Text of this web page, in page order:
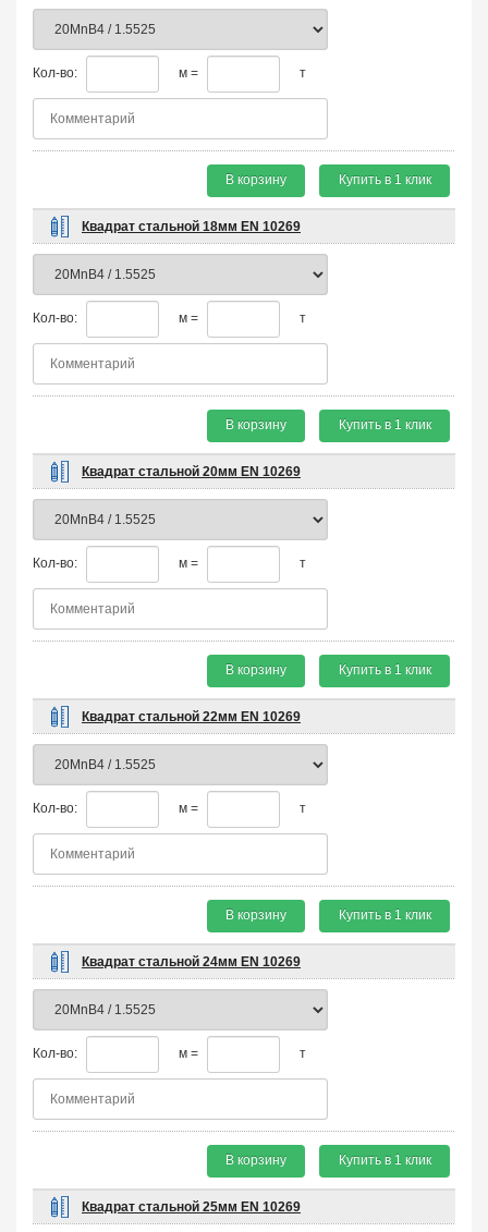
Кол-во: м = т
В корзину Купить в 1 клик
Квадрат стальной 18мм EN 10269
Кол-во: м = т
В корзину Купить в 1 клик
Квадрат стальной 20мм EN 10269
Кол-во: м = т
В корзину Купить в 1 клик
Квадрат стальной 22мм EN 10269
Кол-во: м = т
В корзину Купить в 1 клик
Квадрат стальной 24мм EN 10269
Кол-во: м = т
В корзину Купить в 1 клик
Квадрат стальной 25мм EN 10269